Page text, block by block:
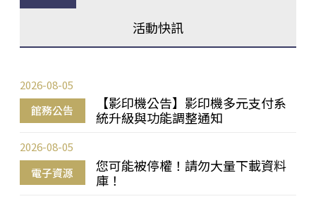
活動快訊
館務公告
【影印機公告】影印機多元支付系
統升級與功能調整通知
2026-08-05
電子資源
您可能被停權！請勿大量下載資料
庫！
2026-08-05